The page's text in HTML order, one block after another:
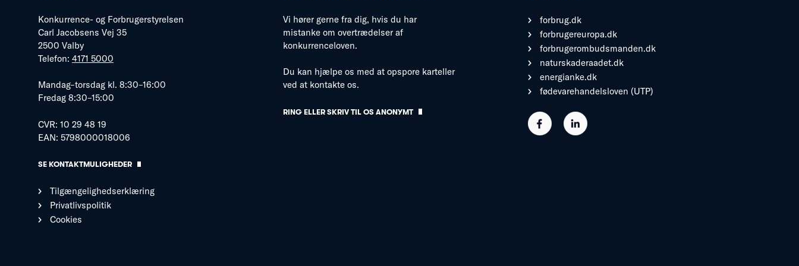
Konkurrence- og Forbrugerstyrelsen
Carl Jacobsens Vej 35
2500 Valby
Telefon: 4171 5000
Mandag–torsdag kl. 8:30–16:00
Fredag 8:30–15:00
CVR: 10 29 48 19
EAN: 5798000018006
SE KONTAKTMULIGHEDER
Tilgængelighedserklæring
Privatlivspolitik
Cookies
Vi hører gerne fra dig, hvis du har
mistanke om overtrædelser af
konkurrenceloven.
Du kan hjælpe os med at opspore karteller
ved at kontakte os.
RING ELLER SKRIV TIL OS ANONYMT
forbrug.dk
forbrugereuropa.dk
forbrugerombudsmanden.dk
naturskaderaadet.dk
energianke.dk
fødevarehandelsloven (UTP)